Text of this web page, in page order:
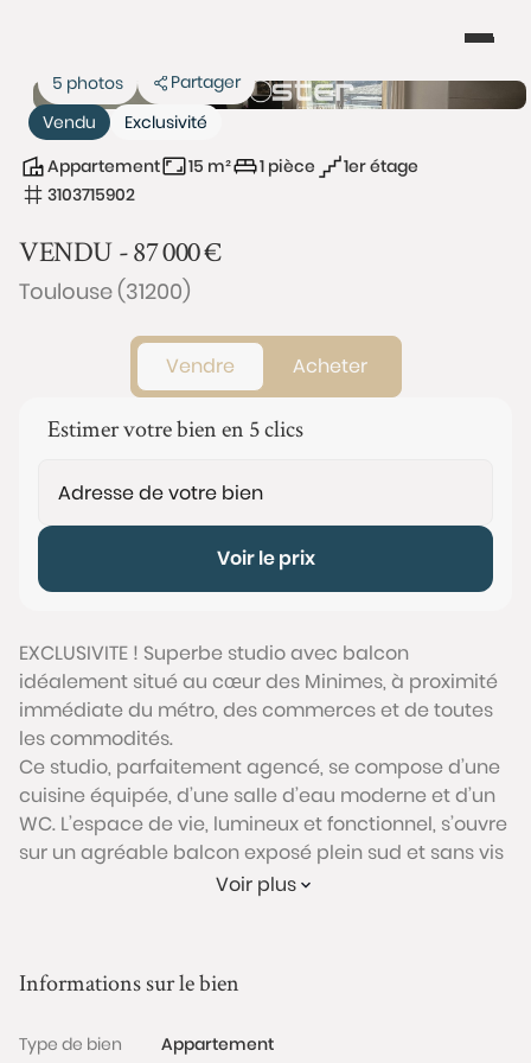
Vendu Exclusivité
5 photos Partager
Appartement 15 m² 1 pièce
1er étage
3103715902
VENDU -87 000€
Toulouse (31200)
Vendre Acheter
Estimer votre bien en 5 clics
Voir le prix
EXCLUSIVITE ! Superbe studio avec balcon
idéalement situé au cœur des Minimes, à proximité
immédiate du métro, des commerces et de toutes
les commodités.
Ce studio, parfaitement agencé, se compose d’une
cuisine équipée, d’une salle d’eau moderne et d’un
WC. L’espace de vie, lumineux et fonctionnel, s’ouvre
sur un agréable balcon exposé plein sud et sans vis
achat!
Nb de lots : 7. Charges annuelles de copropriété
Voir plus
Informations sur le bien
Type de bien
Appartement